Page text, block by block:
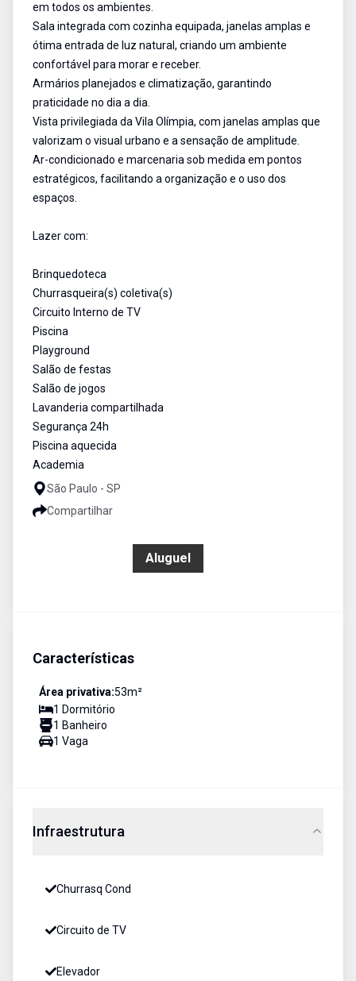
em todos os ambientes.
Sala integrada com cozinha equipada, janelas amplas e
ótima entrada de luz natural, criando um ambiente
confortável para morar e receber.
Armários planejados e climatização, garantindo
praticidade no dia a dia.
Vista privilegiada da Vila Olímpia, com janelas amplas que
valorizam o visual urbano e a sensação de amplitude.
Ar-condicionado e marcenaria sob medida em pontos
estratégicos, facilitando a organização e o uso dos
espaços.
Lazer com:
Brinquedoteca
Churrasqueira(s) coletiva(s)
Circuito Interno de TV
Piscina
Playground
Salão de festas
Salão de jogos
Lavanderia compartilhada
Segurança 24h
Piscina aquecida
Academia
São Paulo - SP
Compartilhar
Aluguel
Características
Área privativa:53m²
1 Dormitório
1 Banheiro
1 Vaga
Infraestrutura
Churrasq Cond
Circuito de TV
Elevador